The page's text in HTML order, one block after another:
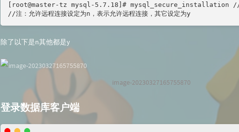
[root@master-tz mysql-5.7.18]# mysql_secure_installation //重新
//注：允许远程连接设定为n，表示允许远程连接，其它设定为y
除了以下是n其他都是y
image-20230327165755870
登录数据库客户端